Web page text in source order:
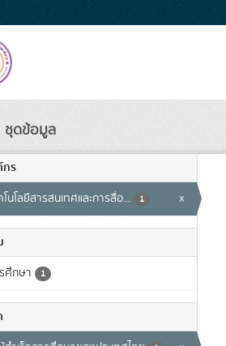
ชุดข้อมูล
ร
นโลยีสารสนเทศและการสื่อ... 1 x
ศึกษา 1